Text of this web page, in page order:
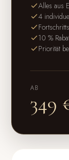
Alles aus
4
10 %
Priorität
AB
349